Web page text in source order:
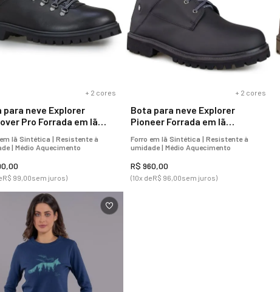
+ 2 cores
para neve Explorer
Pro Forrada em lã
lã Sintética | Resistente à
| Médio Aquecimento
,00
R$ 99 00sem juros)
+ 2 cores
Bota para neve Explorer
Pioneer Forrada em lã
Forro em lã Sintética | Resistente à
umidade | Médio Aquecimento
R$ 960,00
(10x deR$ 96 00sem juros)